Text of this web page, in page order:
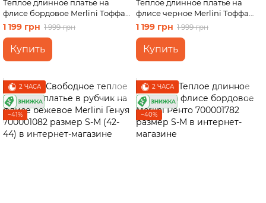
Теплое длинное платье на
флисе бордовое Merlini Тоффа
700001762 размер S-M
1 199 грн 1 999 грн
Купить
Теплое длинное платье на
флисе черное Merlini Тоффа
700001761 размер S-M
1 199 грн 1 999 грн
Купить
2 ЧАСА
−41%
2 ЧАСА
−40%